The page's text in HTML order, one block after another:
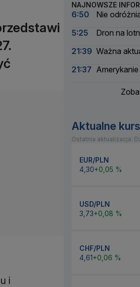
i
NAJNOWSZE
6:50
Nie
5:25
Dron na
21:39 Ważna
21:37
Aktualne
Ostatnia aktualizacja:
EUR/PLN
4,30+0,05 %
USD/PLN
3,73+0,08 %
CHF/PLN
4,61+0,06 %